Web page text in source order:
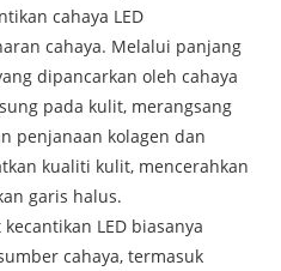
cahaya LED
cahaya. Melalui panjang
dipancarkan oleh cahaya
pada kulit, merangsang
penjanaan kolagen dan
kualiti kulit, mencerahkan
garis halus.
LED biasanya
cahaya, termasuk